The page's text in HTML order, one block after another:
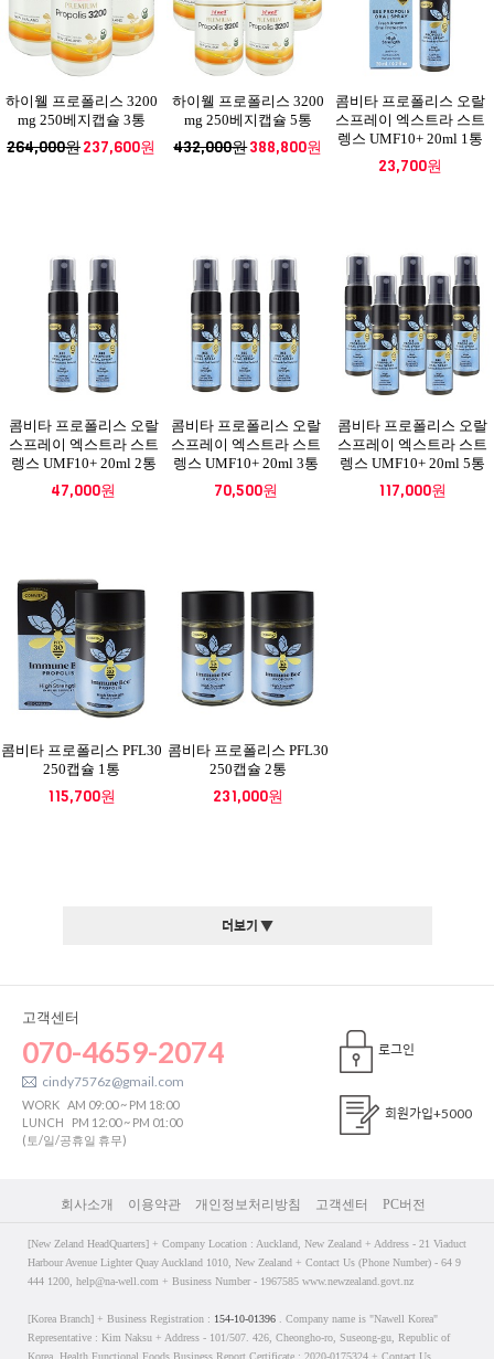
하이웰 프로폴리스 3200
mg 250베지캡슐 3통
264,000원237,600원
하이웰 프로폴리스 3200
mg 250베지캡슐 5통
432,000원388,800원
콤비타 프로폴리스 오랄
스프레이 엑스트라 스트
렝스 UMF10+ 20ml 1통
23,700원
콤비타 프로폴리스 오랄
스프레이 엑스트라 스트
렝스 UMF10+ 20ml 2통
47,000원
콤비타 프로폴리스 오랄
스프레이 엑스트라 스트
렝스 UMF10+ 20ml 3통
70,500원
콤비타 프로폴리스 오랄
스프레이 엑스트라 스트
렝스 UMF10+ 20ml 5통
117,000원
콤비타 프로폴리스 PFL30
250캡슐 1통
115,700원
콤비타 프로폴리스 PFL30
250캡슐 2통
231,000원
더보기 ▼
고객센터
070-4659-2074
cindy7576z@gmail.com
WORK AM 09:00 ~ PM 18:00
LUNCH
PM 12:00 ~ PM 01:00
(토/일/공휴일 휴무)
로그인
회원가입+5000
회사소개 이용약관 개인정보처리방침 고객센터 PC버전
[New Zeland HeadQuarters] + Company Location : Auckland, New Zealand + Address - 21 Viaduct
Harbour Avenue Lighter Quay Auckland 1010, New Zealand + Contact Us (Phone Number) - 64 9
444 1200, help@na-well.com + Business Number - 1967585 www.newzealand.govt.nz
[Korea Branch] + Business Registration : 154-10-01396
. Company name is "Nawell Korea"
Representative : Kim Naksu + Address - 101/507. 426, Cheongho-ro, Suseong-gu, Republic of
Korea, Health Functional Foods Business Report Certificate : 2020-0175324 + Contact Us